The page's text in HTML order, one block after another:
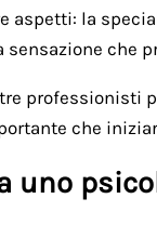
aspetti: la
sensazione che
professionisti
che
uno